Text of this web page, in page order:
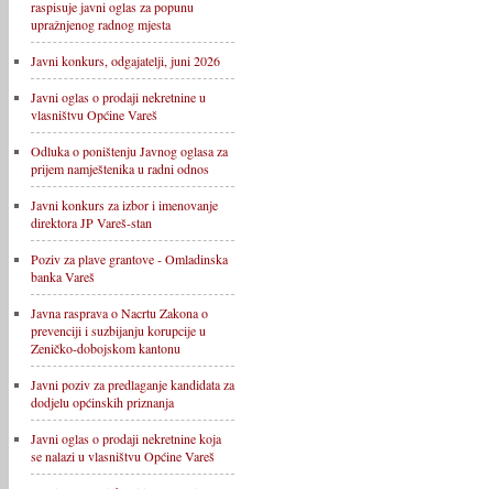
raspisuje javni oglas za popunu
upražnjenog radnog mjesta
Javni konkurs, odgajatelji, juni 2026
Javni oglas o prodaji nekretnine u
vlasništvu Općine Vareš
Odluka o poništenju Javnog oglasa za
prijem namještenika u radni odnos
Javni konkurs za izbor i imenovanje
direktora JP Vareš-stan
Poziv za plave grantove - Omladinska
banka Vareš
Javna rasprava o Nacrtu Zakona o
prevenciji i suzbijanju korupcije u
Zeničko-dobojskom kantonu
Javni poziv za predlaganje kandidata za
dodjelu općinskih priznanja
Javni oglas o prodaji nekretnine koja
se nalazi u vlasništvu Općine Vareš